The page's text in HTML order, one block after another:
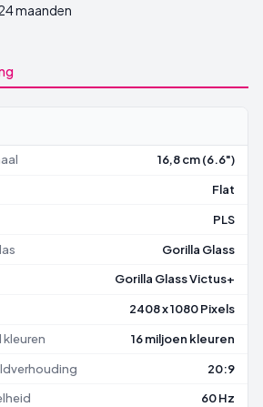
maanden
16,8 cm (6.6")
Flat
PLS
Gorilla Glass
Gorilla Glass Victus+
2408 x 1080 Pixels
16 miljoen kleuren
20:9
60 Hz